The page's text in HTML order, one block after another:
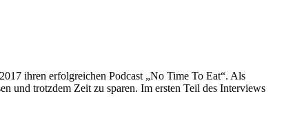
ihren erfolgreichen Podcast „No Time To Eat“. Als
und trotzdem Zeit zu sparen. Im ersten Teil des Interviews